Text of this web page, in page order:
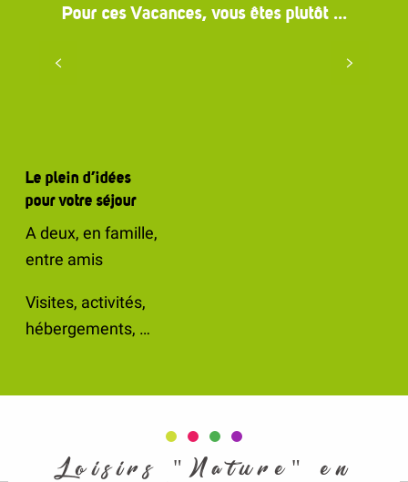
Pour ces Vacances, vous êtes plutôt ...
Le plein d’idées
pour votre séjour
A deux, en famille,
entre amis
Visites, activités,
hébergements, …
Loisirs "Nature" en